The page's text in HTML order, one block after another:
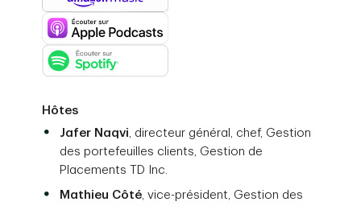
Hôtes
Jafer Naqvi , directeur général, chef, Gestion
des portefeuilles clients, Gestion de
Placements TD Inc.
Mathieu Côté , vice-président, Gestion des